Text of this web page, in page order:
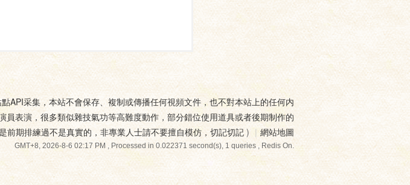
API采集，本站不會保存、複制或傳播任何視頻文件，也不對本站上的任何内
表演，很多類似雜技氣功等高難度動作，部分錯位使用道具或者後期制作的
前期排練過不是真實的，非專業人士請不要擅自模仿，切記切記 ) | 網站地圖
GMT+8, 2026-8-6 02:17 PM, Processed in 0.022371 second(s), 1 queries , Redis On.